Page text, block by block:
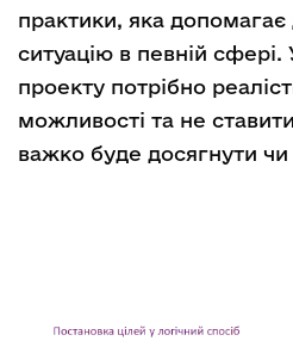
практики, яка допомагає
ситуацію в певній
проекту потрібно
можливості та не
важко буде досягнути чи